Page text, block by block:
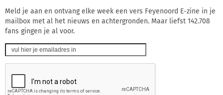
Meld je aan en ontvang elke week een vers Feyenoord E-zine in je
mailbox met al het nieuws en achtergronden. Maar liefst 142.708
fans gingen je al voor.